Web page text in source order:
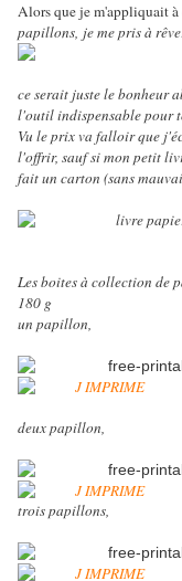
Alors que je m'appliquait à
papillons, je me pris à
ce serait juste le bonheur
l'outil indispensable pour
Vu le prix va falloir que
l'offrir, sauf si mon petit
fait un carton (sans
Les boites à collection de
180 g
un papillon,
deux papillon,
trois papillons,